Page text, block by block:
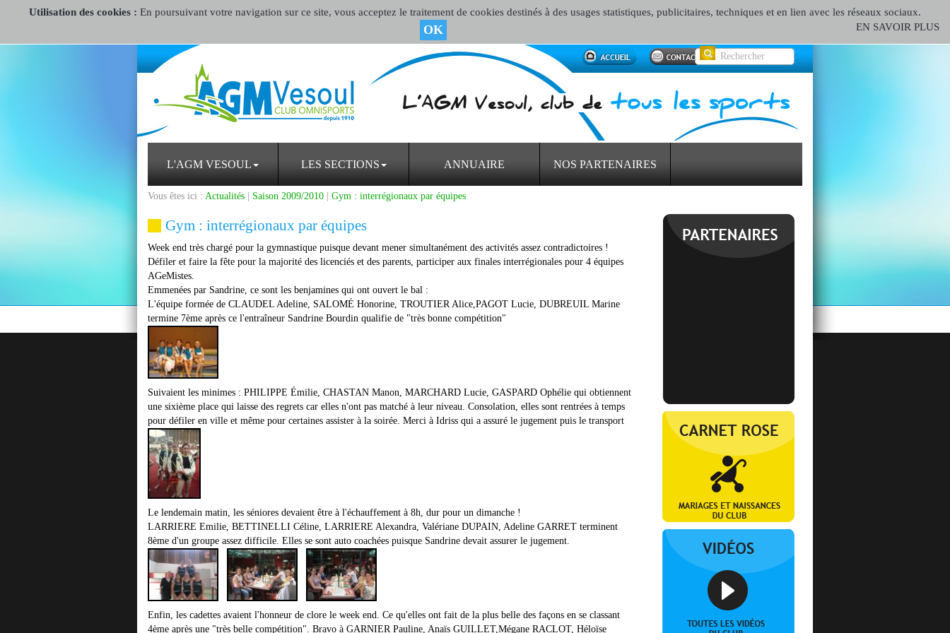
Utilisation des cookies : En poursuivant votre navigation sur ce site, vous acceptez le traitement de cookies destinés à des usages statistiques, publicitaires, techniques et en lien avec les réseaux sociaux.
OK EN SAVOIR PLUS
L'AGM VESOUL LES SECTIONS ANNUAIRE NOS PARTENAIRES
Vous êtes ici : Actualités Saison 2009/2010 Gym : interrégionaux par équipes
Gym : interrégionaux par équipes
Week end très chargé pour la gymnastique puisque devant mener simultanément des activités assez contradictoires !
Défiler et faire la fête pour la majorité des licenciés et des parents, participer aux finales interrégionales pour 4 équipes
AGeMistes.
Emmenées par Sandrine, ce sont les benjamines qui ont ouvert le bal :
L'équipe formée de CLAUDEL Adeline, SALOMÉ Honorine, TROUTIER Alice,PAGOT Lucie, DUBREUIL Marine
termine 7ème après ce l'entraîneur Sandrine Bourdin qualifie de "très bonne compétition"
Suivaient les minimes : PHILIPPE Émilie, CHASTAN Manon, MARCHARD Lucie, GASPARD Ophélie qui obtiennent
une sixième place qui laisse des regrets car elles n'ont pas matché à leur niveau. Consolation, elles sont rentrées à temps
pour défiler en ville et même pour certaines assister à la soirée. Merci à Idriss qui a assuré le jugement puis le transport
Le lendemain matin, les séniores devaient être à l'échauffement à 8h, dur pour un dimanche !
LARRIERE Emilie, BETTINELLI Céline, LARRIERE Alexandra, Valériane DUPAIN, Adeline GARRET terminent
8ème d'un groupe assez difficile. Elles se sont auto coachées puisque Sandrine devait assurer le jugement.
Enfin, les cadettes avaient l'honneur de clore le week end. Ce qu'elles ont fait de la plus belle des façons en se classant
4ème après une "très belle compétition". Bravo à GARNIER Pauline, Anaïs GUILLET,Mégane RACLOT, Héloïse